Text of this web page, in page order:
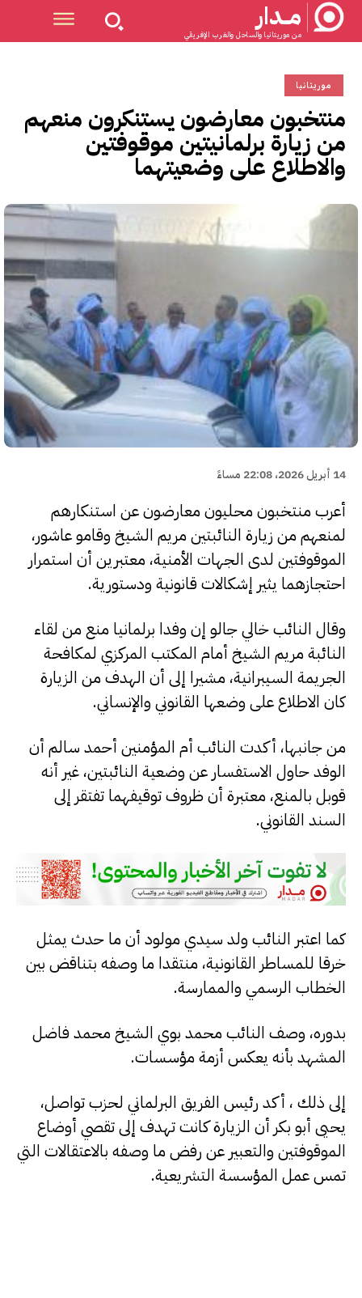
مــدار
من موريتانيا والساحل والغرب الإفريقي
موريتانيا
منتخبون معارضون يستنكرون منعهم
من زيارة برلمانيتين موقوفتين
والاطلاع على وضعيتهما
14 أبريل 2026، 22:08 مساءً
أعرب منتخبون محليون معارضون عن استنكارهم
لمنعهم من زيارة النائبتين مريم الشيخ وقامو عاشور،
الموقوفتين لدى الجهات الأمنية، معتبرين أن استمرار
احتجازهما يثير إشكالات قانونية ودستورية.
وقال النائب خالي جالو إن وفدا برلمانيا منع من لقاء
النائبة مريم الشيخ أمام المكتب المركزي لمكافحة
الجريمة السيبرانية، مشيرا إلى أن الهدف من الزيارة
كان الاطلاع على وضعها القانوني والإنساني.
من جانبها، أكدت النائب أم المؤمنين أحمد سالم أن
الوفد حاول الاستفسار عن وضعية النائبتين، غير أنه
قوبل بالمنع، معتبرة أن ظروف توقيفهما تفتقر إلى
السند القانوني.
كما اعتبر النائب ولد سيدي مولود أن ما حدث يمثل
خرقا للمساطر القانونية، منتقدا ما وصفه بتناقض بين
الخطاب الرسمي والممارسة.
بدوره، وصف النائب محمد بوي الشيخ محمد فاضل
المشهد بأنه يعكس أزمة مؤسسات.
إلى ذلك ، أكد رئيس الفريق البرلماني لحزب تواصل،
يحيى أبو بكر أن الزيارة كانت تهدف إلى تقصي أوضاع
الموقوفتين والتعبير عن رفض ما وصفه بالاعتقالات التي
تمس عمل المؤسسة التشريعية.